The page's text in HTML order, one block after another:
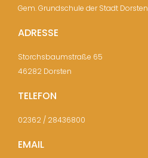
Gem. Grundschule der Stadt Dorsten
ADRESSE
Storchsbaumstraße 65
46282 Dorsten
TELEFON
02362 / 28436800
EMAIL